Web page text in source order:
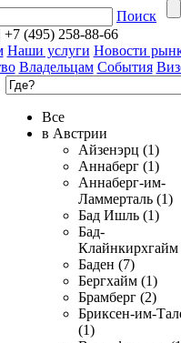
Поиск
| +7 (495) 258-88-66
Наши услуги Новости
Владельцам События
Все
в Австрии
Айзенэрц (1)
Аннаберг (1)
Аннаберг-им-
Ламмерталь (1)
Бад Ишль (1)
Бад-
Клайнкирхгайм
Баден (7)
Бергхайм (1)
Брамберг (2)
Бриксен-им-
(1)